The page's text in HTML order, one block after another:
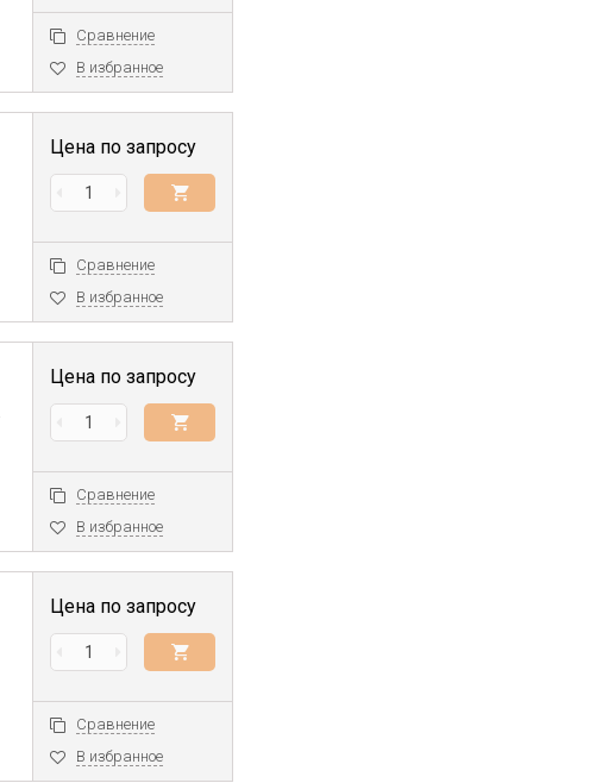
Сравнение
В избранное
Цена по запросу
Сравнение
В избранное
Цена по запросу
Сравнение
В избранное
Цена по запросу
Сравнение
В избранное